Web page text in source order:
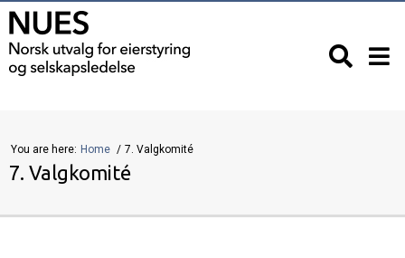
You are here: Home 7. Valgkomité
7. Valgkomité